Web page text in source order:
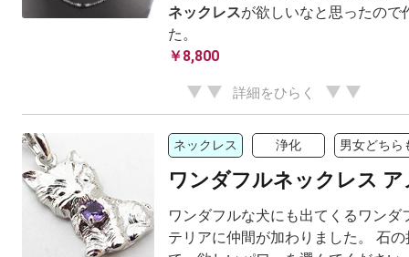
ネックレスが欲しいなと思ったので
た。
￥8,800
詳細をひらく
ネックレス 浄化 男女どちら
ワンダフルネックレス
ワンダフルな犬にも出てくるワンダ
テリアに仲間が加わりました。 石